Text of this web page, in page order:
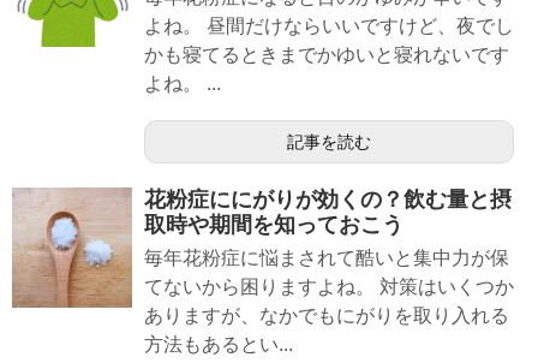
よね。 昼間だけならいいですけど、夜でし
かも寝てるときまでかゆいと寝れないです
よね。 ...
記事を読む
花粉症ににがりが効くの？飲む量と摂
取時や期間を知っておこう
毎年花粉症に悩まされて酷いと集中力が保
てないから困りますよね。 対策はいくつか
ありますが、なかでもにがりを取り入れる
方法もあるとい...